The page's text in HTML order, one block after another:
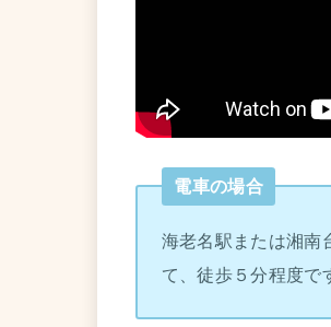
電車の場合
海老名駅または湘南
て、徒歩５分程度で